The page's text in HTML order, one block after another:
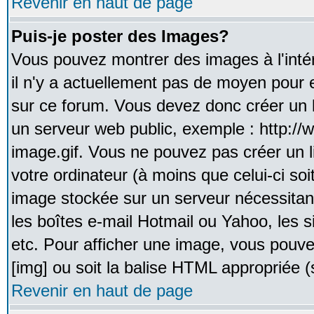
Puis-je poster des Images?
Vous pouvez montrer des images à
il n'y a actuellement pas de moyen pour
sur ce forum. Vous devez donc créer
un serveur web public, exemple : http://
image.gif. Vous ne pouvez pas créer un
votre ordinateur (à moins que celui-ci
image stockée sur un serveur
les boîtes e-mail Hotmail ou Yahoo, les
etc. Pour afficher une image, vous
[img] ou soit la balise HTML appropriée
Revenir en haut de page